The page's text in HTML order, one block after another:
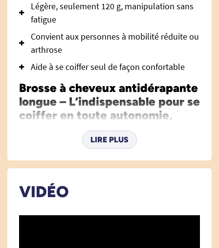
Légère, seulement 120 g, manipulation sans
fatigue
Convient aux personnes à mobilité réduite ou
arthrose
Aide à se coiffer seul de façon confortable
Brosse à cheveux antidérapante
longue – L’indispensable pour se
coiffer en toute autonomie,
même avec des difficultés de
préhension ou de mobilité
Labrosse à cheveux antidérapante longuea été
personnes présentant une diminution de leur
mobilité, une faiblesse musculaire, des douleurs
articulaires (arthrose, rhumatismes) ou tout
LIRE PLUS
VIDÉO